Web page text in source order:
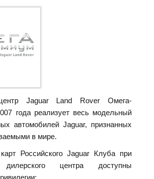
Jaguar Land Rover Омега-
года реализует весь модельный
автомобилей Jaguar, признанных
в мире.
Российского Jaguar Клуба при
дилерского центра доступны